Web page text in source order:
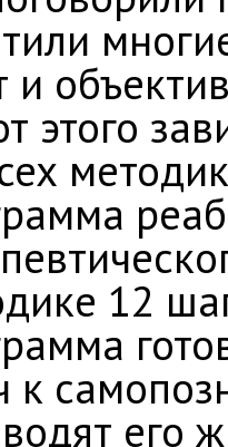
и
этого
12
к
его